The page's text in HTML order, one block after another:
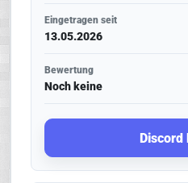
Eingetragen seit
13.05.2026
Bewertung
Noch keine